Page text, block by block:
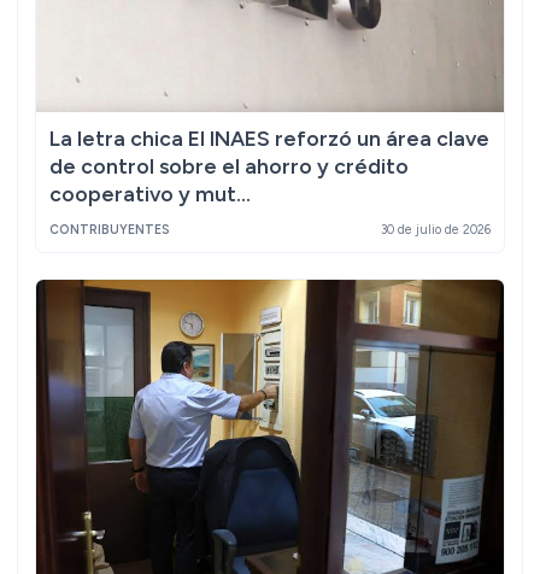
La letra chica El INAES reforzó un área clave
de control sobre el ahorro y crédito
cooperativo y mut...
CONTRIBUYENTES 30 de julio de 2026